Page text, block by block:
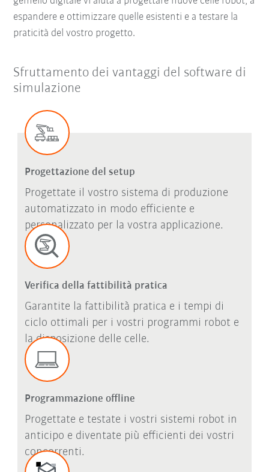
espandere e ottimizzare quelle esistenti e a testare la
praticità del vostro progetto.
Sfruttamento dei vantaggi del software di
simulazione
Progettazione del setup
Progettate il vostro sistema di produzione
automatizzato in modo efficiente e
personalizzato per la vostra applicazione.
Verifica della fattibilità pratica
Garantite la fattibilità pratica e i tempi di
ciclo ottimali per i vostri programmi robot e
la disposizione delle celle.
Programmazione offline
Progettate e testate i vostri sistemi robot in
anticipo e diventate più efficienti dei vostri
concorrenti.